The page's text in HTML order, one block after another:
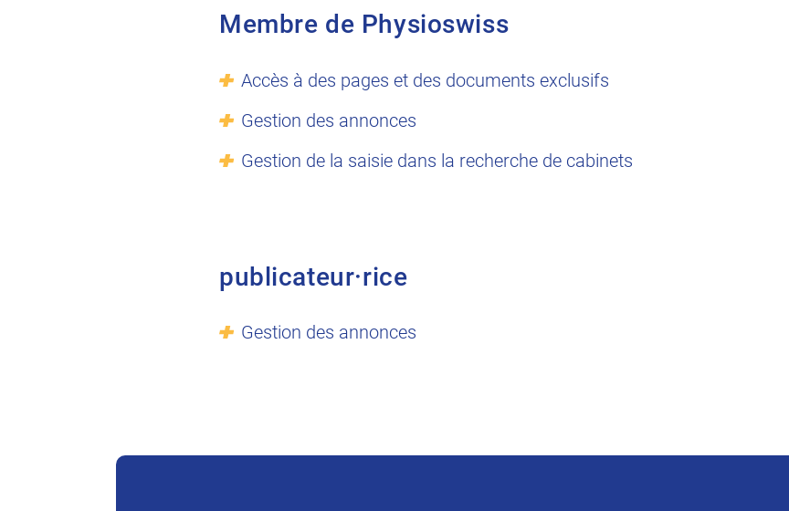
Membre de Physioswiss
Accès à des pages et des documents exclusifs
Gestion des annonces
Gestion de la saisie dans la recherche de cabinets
publicateur·rice
Gestion des annonces